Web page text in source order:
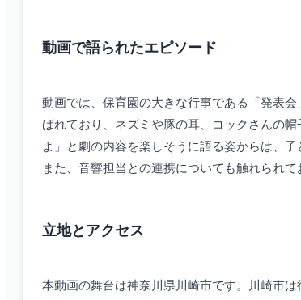
動画で語られたエピソード
動画では、保育園の大きな行事である「発表
ばれており、ネズミや豚の耳、コックさんの
よ」と劇の内容を楽しそうに語る姿からは、
また、音響担当との連携についても触れられ
立地とアクセス
本動画の舞台は神奈川県川崎市です。川崎市